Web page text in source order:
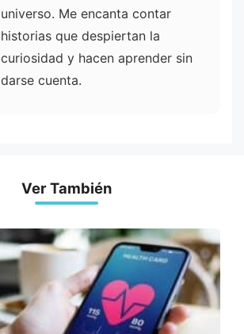
universo. Me encanta contar
historias que despiertan la
curiosidad y hacen aprender sin
darse cuenta.
Ver También